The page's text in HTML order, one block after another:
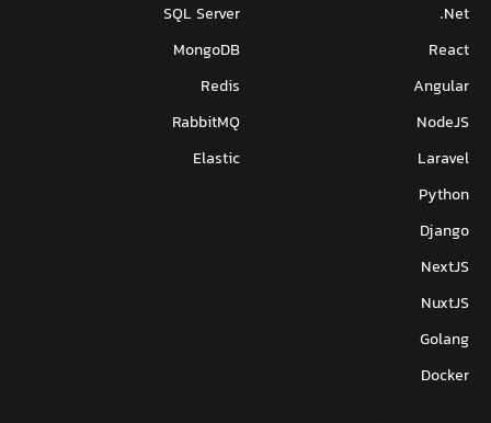
Net.
React
Angular
NodeJS
Laravel
Python
Django
NextJS
NuxtJS
Golang
Docker
SQL Server
MongoDB
Redis
RabbitMQ
Elastic